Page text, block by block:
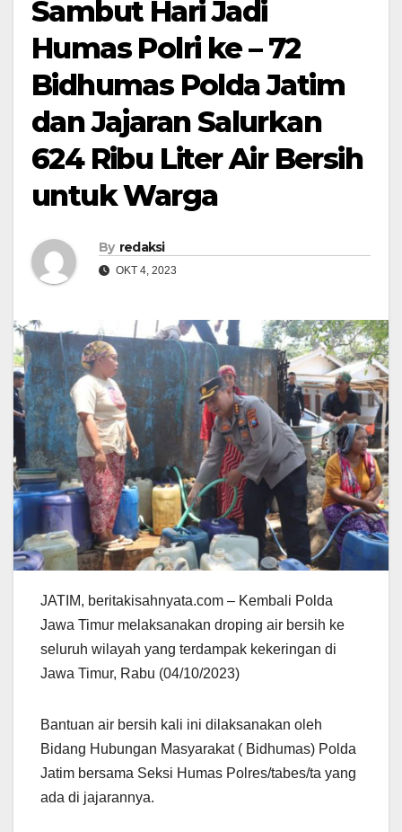
Sambut Hari Jadi
Humas Polri ke – 72
Bidhumas Polda Jatim
dan Jajaran Salurkan
624 Ribu Liter Air Bersih
untuk Warga
By redaksi
OKT 4, 2023
JATIM, beritakisahnyata.com – Kembali Polda
Jawa Timur melaksanakan droping air bersih ke
seluruh wilayah yang terdampak kekeringan di
Jawa Timur, Rabu (04/10/2023)
Bantuan air bersih kali ini dilaksanakan oleh
Bidang Hubungan Masyarakat ( Bidhumas) Polda
Jatim bersama Seksi Humas Polres/tabes/ta yang
ada di jajarannya.